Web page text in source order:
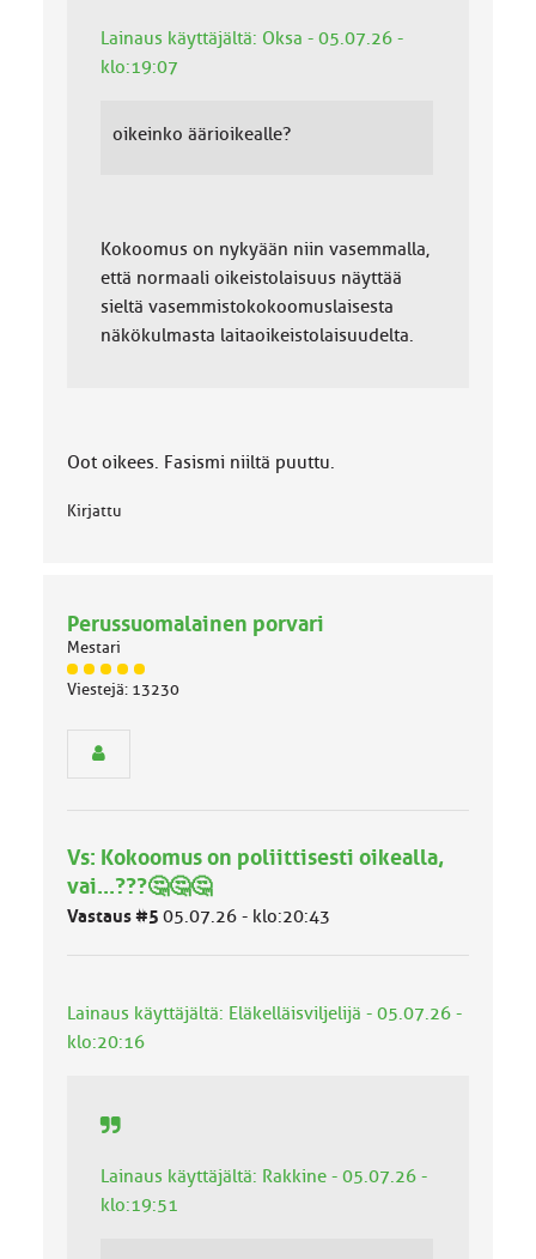
Lainaus käyttäjältä: Oksa - 05.07.26 -
klo:19:07
oikeinko äärioikealle?
Kokoomus on nykyään niin vasemmalla,
että normaali oikeistolaisuus näyttää
sieltä vasemmistokokoomuslaisesta
näkökulmasta laitaoikeistolaisuudelta.
Oot oikees. Fasismi niiltä puuttu.
Kirjattu
Perussuomalainen porvari
Mestari
J
ä
m
ä
u
a
:
Viestejä: 13230
Vs: Kokoomus on poliittisesti oikealla,
vai...???🤔🤔🤔
Vastaus #5 05.07.26 - klo:20:43
Lainaus käyttäjältä: Eläkelläisviljelijä - 05.07.26 -
klo:20:16
Lainaus käyttäjältä: Rakkine - 05.07.26 -
klo:19:51